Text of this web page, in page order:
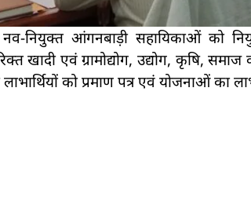
नियुक्त आंगनबाड़ी सहायिकाओं को
खादी एवं ग्रामोद्योग, उद्योग, कृषि,
को प्रमाण पत्र एवं योजनाओं का